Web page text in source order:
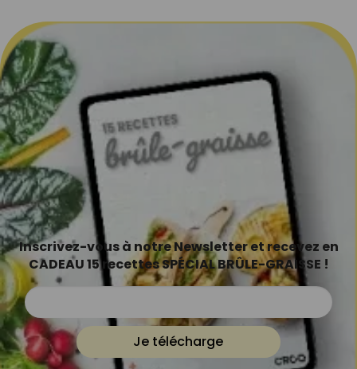
Inscrivez-vous à notre Newsletter et recevez en
CADEAU 15 recettes SPÉCIAL BRÛLE-GRAISSE !
Je télécharge